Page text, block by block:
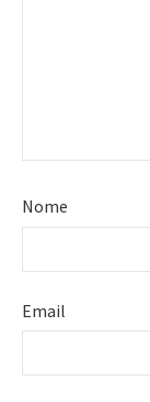
Nome
Email